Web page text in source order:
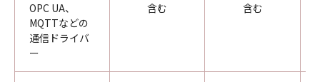
OPC UA、
MQTTなどの
通信ドライバ
ー
含む 含む